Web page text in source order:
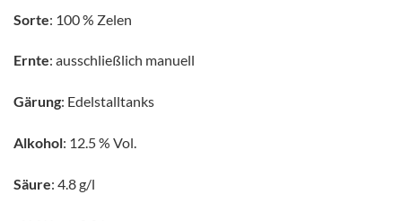
Sorte: 100 % Zelen
Ernte: ausschließlich manuell
Gärung: Edelstalltanks
Alkohol: 12.5 % Vol.
Säure: 4.8 g/l